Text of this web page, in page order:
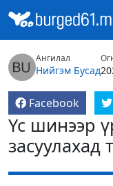
Ангилал
Нийгэм Бусад
Facebook
Үс шинээр
засуулахад